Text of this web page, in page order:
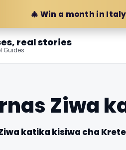
🎄 Win a month in
real stories
Guides
Ziwa
katika kisiwa cha Krete